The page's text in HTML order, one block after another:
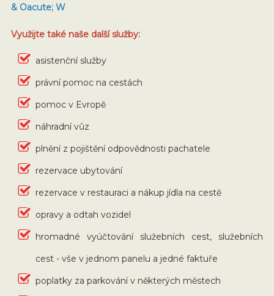
& Oacute; W
Využijte také naše další služby:
asistenční služby
právní pomoc na cestách
pomoc v Evropě
náhradní vůz
plnění z pojištění odpovědnosti pachatele
rezervace ubytování
rezervace v restauraci a nákup jídla na cestě
opravy a odtah vozidel
hromadné vyúčtování služebních cest, služebních
cest - vše v jednom panelu a jedné faktuře
poplatky za parkování v některých městech